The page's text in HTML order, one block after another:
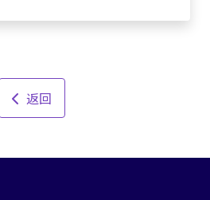
返回